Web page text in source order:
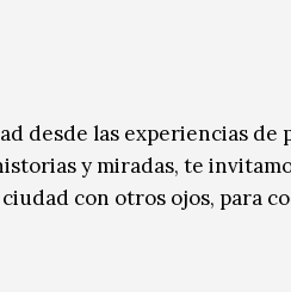
desde las experiencias de
y miradas, te
con otros ojos, para